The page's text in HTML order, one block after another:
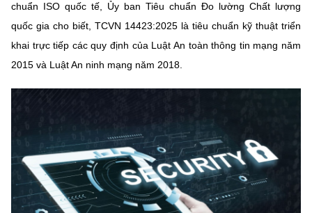
chuẩn ISO quốc tế, Ủy ban Tiêu chuẩn Đo lường Chất lượng
quốc gia cho biết, TCVN 14423:2025 là tiêu chuẩn kỹ thuật triển
khai trực tiếp các quy định của Luật An toàn thông tin mạng năm
2015 và Luật An ninh mạng năm 2018.